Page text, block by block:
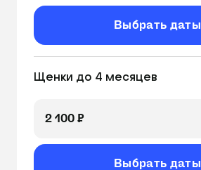
Выбрать даты
Щенки до 4 месяцев
2 100 ₽
Выбрать даты